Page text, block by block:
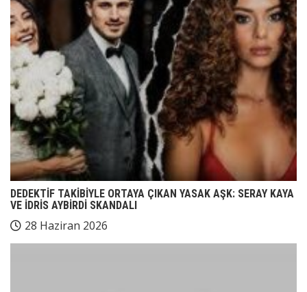
DEDEKTİF TAKİBİYLE ORTAYA ÇIKAN YASAK AŞK: SERAY KAYA
VE İDRİS AYBİRDİ SKANDALI
28 Haziran 2026